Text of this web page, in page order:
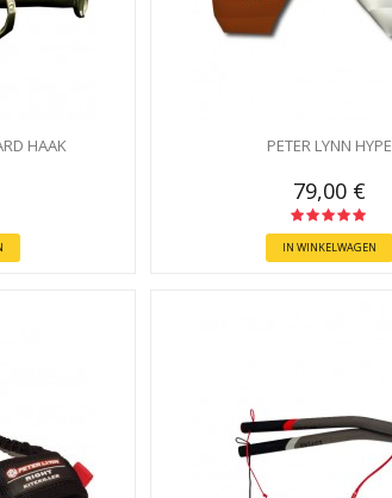
HAAK PETER LYNN HYPE
79,00 €
IN WINKELWAGEN